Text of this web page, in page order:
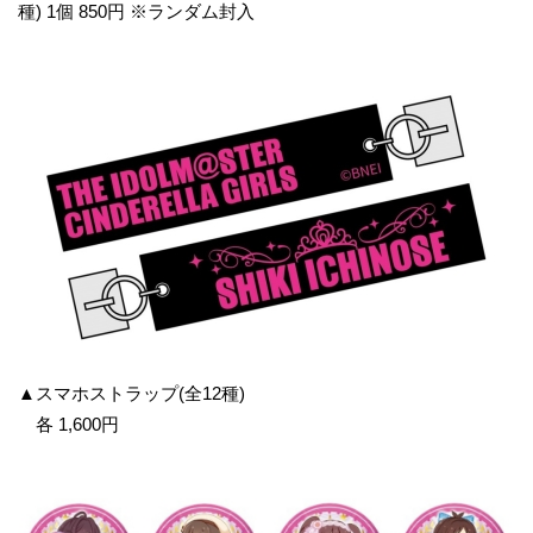
種) 1個 850円 ※ランダム封入
▲スマホストラップ(全12種)
各 1,600円